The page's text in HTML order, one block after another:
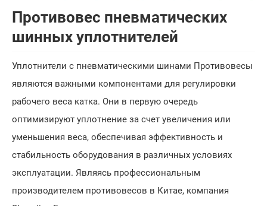
Противовес пневматических
шинных уплотнителей
Уплотнители с пневматическими шинами Противовесы
являются важными компонентами для регулировки
рабочего веса катка. Они в первую очередь
оптимизируют уплотнение за счет увеличения или
уменьшения веса, обеспечивая эффективность и
стабильность оборудования в различных условиях
эксплуатации. Являясь профессиональным
производителем противовесов в Китае, компания